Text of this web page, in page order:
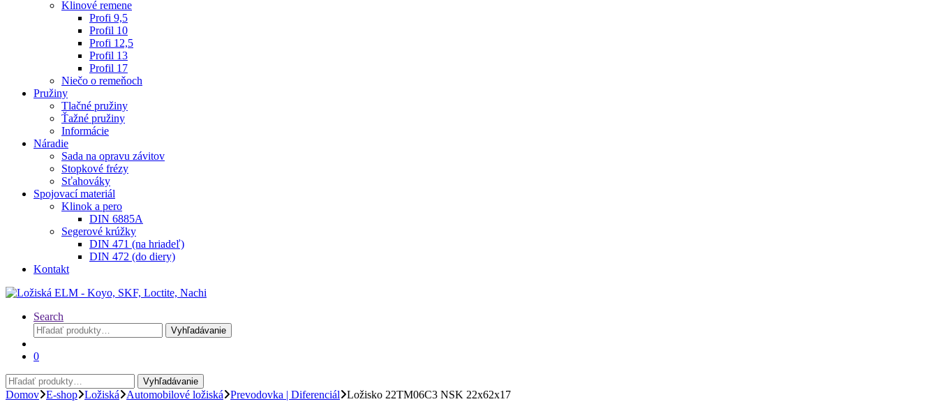
Klinové remene
Profi 9,5
Profil 10
Profi 12,5
Profil 13
Profil 17
Niečo o remeňoch
Pružiny
Tlačné pružiny
Ťažné pružiny
Informácie
Náradie
Sada na opravu závitov
Stopkové frézy
Sťahováky
Spojovací materiál
Klinok a pero
DIN 6885A
Segerové krúžky
DIN 471 (na hriadeľ)
DIN 472 (do diery)
Kontakt
Search
Hľadať:
Vyhľadávanie
0
Hľadať:
Vyhľadávanie
Domov E-shop Ložiská Automobilové ložiská Prevodovka | Diferenciál Ložisko 22TM06C3 NSK 22x62x17